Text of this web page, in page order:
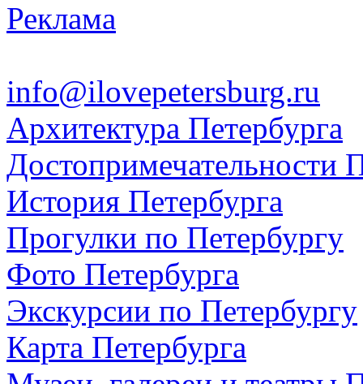
Реклама
info@ilovepetersburg.ru
Архитектура Петербурга
Достопримечательности
История Петербурга
Прогулки по Петербургу
Фото Петербурга
Экскурсии по Петербургу
Карта Петербурга